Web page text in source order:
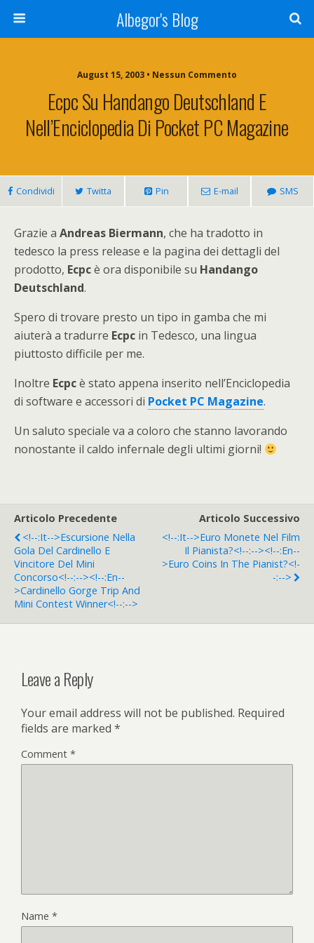
Albegor's Blog
August 15, 2003 • Nessun Commento
Ecpc Su Handango Deutschland E
Nell’Enciclopedia Di Pocket PC Magazine
Condividi Twitta Pin E-mail SMS
Grazie a Andreas Biermann, che ha tradotto in
tedesco la press release e la pagina dei dettagli del
prodotto, Ecpcè ora disponibile su Handango
Deutschland.
Spero di trovare presto un tipo in gamba che mi
aiuterà a tradurre Ecpc in Tedesco, una lingua
piuttosto difficile per me.
Inoltre Ecpcè stato appena inserito nell’Enciclopedia
di software e accessori di Pocket PC Magazine.
Un saluto speciale va a coloro che stanno lavorando
nonostante il caldo infernale degli ultimi giorni!
Articolo Precedente
<!--:it-->Escursione Nella
Gola Del Cardinello E
Vincitore Del Mini
Concorso<!--:--><!--:en--
>Cardinello Gorge Trip And
Mini Contest Winner<!--:-->
Articolo Successivo
<!--:it-->Euro Monete Nel Film
Il Pianista?<!--:--><!--:en--
>Euro Coins In The Pianist?<!-
-:-->
Leave a Reply
Your email address will not be published. Required
fields are marked *
Comment *
Name *